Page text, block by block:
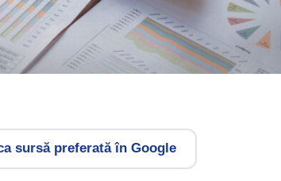
sursă preferată în Google